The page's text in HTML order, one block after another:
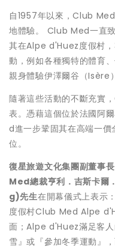
自1957年以來，Club
地體驗。 Club Med一直
其在Alpe d'Huez度假村
動，例如各種獨特的體育
親身體驗伊澤爾谷（Isère
隨著這些活動的不斷充實
表。憑藉這個位於法國阿
d進一步鞏固其在高端一
位。
復星旅遊文化集團副董事
Med總裁亨利 ． 吉斯卡爾
g)先生在開幕儀式上表示
度假村Club Med Alpe
面；Alpe d'Huez滿足客
雪』或『參加冬季運動』